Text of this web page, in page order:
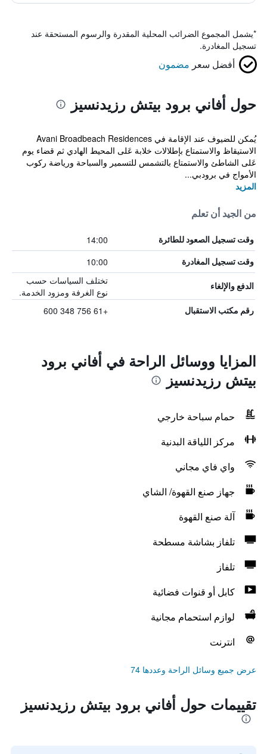
*يشمل المجموع الضرائب المحلية المقدرة والرسوم المستحقة عند
تسجيل المغادرة.
أفضل سعر مضمون
حول أفاني برود بيتش رزيدنسيز
يُمكن للضيوف عند الإقامة في Avani Broadbeach Residences
الاستيقاظ والاستمتاع بإطلالات خلابة عَلى المحيط الهادي ثم قضاء يوم
عَلى الشاطئ والاستمتاع بالتشمس للتسمير والسباحة ورياضة ركوب
الأمواج في برودبي...
المزيد
من الجيد أن تعلم
وقت تسجيل الصعود للطائرة 14:00
وقت تسجيل المغادرة 10:00
الدفع والإلغاء
تختلف السياسات حسب
نوع الغرفة ومزود الخدمة.
رقم مكتب الاستقبال +61 756 348 600
المزايا ووسائل الراحة في أفاني برود
بيتش رزيدنسيز
حمام سباحة خارجي
مركز اللياقة البدنية
واي فاي مجاني
جهاز صنع القهوة/ الشاي
آلة صنع القهوة
تلفاز بشاشة مسطحة
تلفاز
كابل أو قنوات فضائية
لوازم استحمام مجانية
انترنت
عرض جميع وسائل الراحة وعددها 74
تقييمات حول أفاني برود بيتش رزيدنسيز